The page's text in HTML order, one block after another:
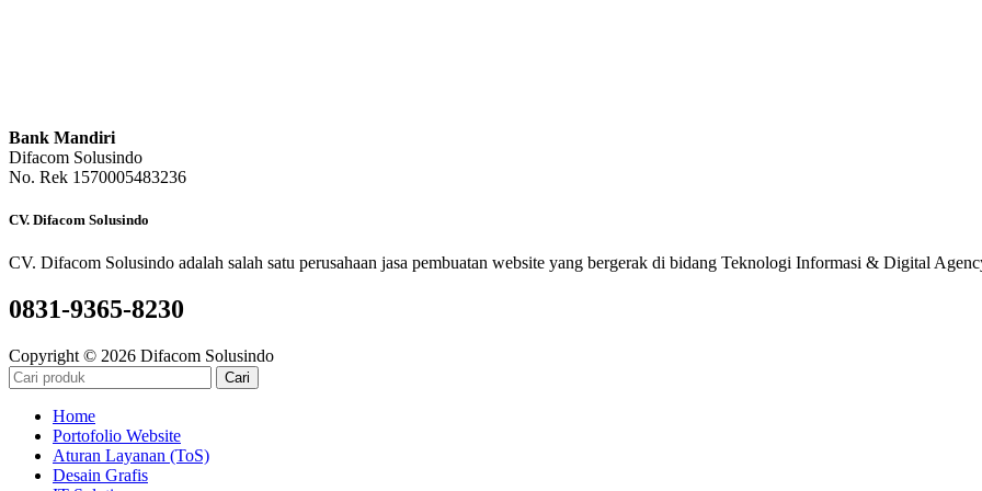
Bank Mandiri
Difacom Solusindo
No. Rek 1570005483236
CV. Difacom Solusindo
CV. Difacom Solusindo adalah salah satu perusahaan jasa pembuatan website yang bergerak di bidang Teknologi Informasi & Digital
0831-9365-8230
Copyright © 2026 Difacom Solusindo
Cari
Home
Portofolio Website
Aturan Layanan (ToS)
Desain Grafis